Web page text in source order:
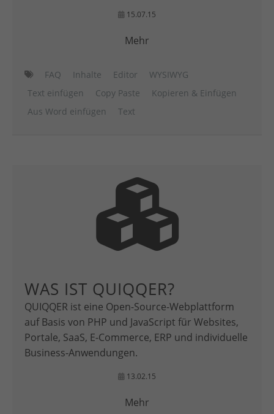
15.07.15
Mehr
FAQ Inhalte Editor
WYSIWYG
Text einfügen
Copy Paste
Kopieren & Einfügen
Aus Word einfügen
Text
WAS IST QUIQQER?
QUIQQER ist eine Open-Source-Webplattform
auf Basis von PHP und JavaScript für Websites,
Portale, SaaS, E-Commerce, ERP und individuelle
Business-Anwendungen.
13.02.15
Mehr